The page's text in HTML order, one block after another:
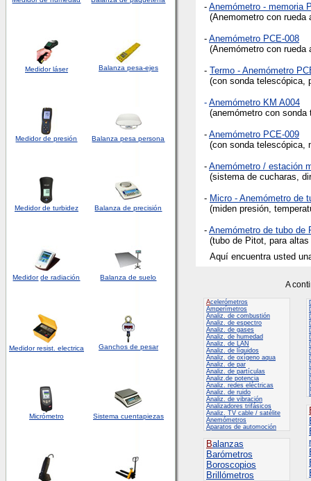
Medidor láser Balanza pesa-ejes
Medidor de presión Balanza pesa persona
Medidor de turbidez Balanza de precisión
Medidor de radiación Balanza de suelo
Medidorresist. electrica Ganchos de pesar
Micrómetro Sistema cuentapiezas
- Anemómetro - memoria
(Anemometro con rueda
- Anemómetro PCE-008
(Anemómetro con rueda
- Termo - Anemómetro
(con sonda telescópica,
- Anemómetro KM A004
(anemómetro con
- Anemómetro PCE-009
(con sonda telescópica,
- Anemómetro / estación
(sistema de cucharas,
- Micro - Anemómetro de
(miden presión,
- Anemómetro de tubo de
(tubo de Pitot, para
Aquí encuentra usted
A
Acelerómetros
Amperímetros
Analiz. de combustión
Analiz. de espectro
Analiz. de gases
Analiz. de humedad
Analiz. de LAN
Analiz. de líquidos
Analiz. de oxígeno aqua
Analiz. de par
Analiz. de partículas
Analiz.de potencia
Analiz. redes eléctricas
Analiz. de ruido
Analiz. de vibración
Analizadores trifásicos
Analiz. TV cable / satélite
Anemómetros
Aparatos de automoción
Balanzas
Barómetros
Boroscopios
Brillómetros